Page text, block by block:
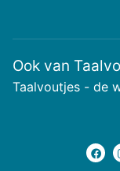
Ook van
Taalvoutjes - de